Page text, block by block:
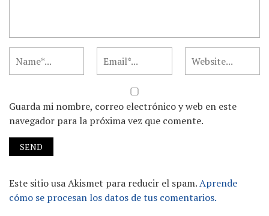
Guarda mi nombre, correo electrónico y web en este
navegador para la próxima vez que comente.
Este sitio usa Akismet para reducir el spam.Aprende
cómo se procesan los datos de tus comentarios.